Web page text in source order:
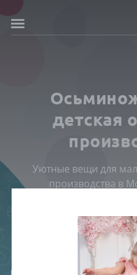
детская
Уютные вещи для
производства в